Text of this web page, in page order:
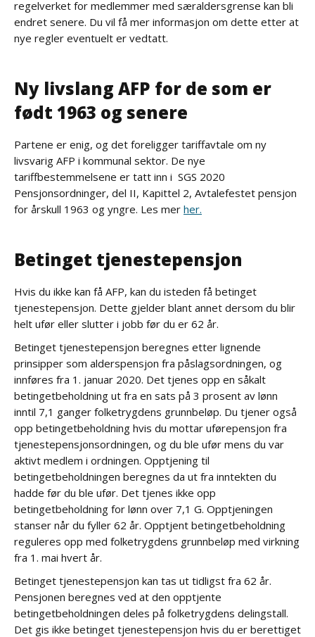
regelverket for medlemmer med særaldersgrense kan bli
endret senere. Du vil få mer informasjon om dette etter at
nye regler eventuelt er vedtatt.
Ny livslang AFP for de som er
født 1963 og senere
Partene er enig, og det foreligger tariffavtale om ny
livsvarig AFP i kommunal sektor. De nye
tariffbestemmelsene er tatt inn i SGS 2020
Pensjonsordninger, del II, Kapittel 2, Avtalefestet pensjon
for årskull 1963 og yngre. Les mer her.
Betinget tjenestepensjon
Hvis du ikke kan få AFP, kan du isteden få betinget
tjenestepensjon. Dette gjelder blant annet dersom du blir
helt ufør eller slutter i jobb før du er 62 år.
Betinget tjenestepensjon beregnes etter lignende
prinsipper som alderspensjon fra påslagsordningen, og
innføres fra 1. januar 2020. Det tjenes opp en såkalt
betingetbeholdning ut fra en sats på 3 prosent av lønn
inntil 7,1 ganger folketrygdens grunnbeløp. Du tjener også
opp betingetbeholdning hvis du mottar uførepensjon fra
tjenestepensjonsordningen, og du ble ufør mens du var
aktivt medlem i ordningen. Opptjening til
betingetbeholdningen beregnes da ut fra inntekten du
hadde før du ble ufør. Det tjenes ikke opp
betingetbeholdning for lønn over 7,1 G. Opptjeningen
stanser når du fyller 62 år. Opptjent betingetbeholdning
reguleres opp med folketrygdens grunnbeløp med virkning
fra 1. mai hvert år.
Betinget tjenestepensjon kan tas ut tidligst fra 62 år.
Pensjonen beregnes ved at den opptjente
betingetbeholdningen deles på folketrygdens delingstall.
Det gis ikke betinget tjenestepensjon hvis du er berettiget